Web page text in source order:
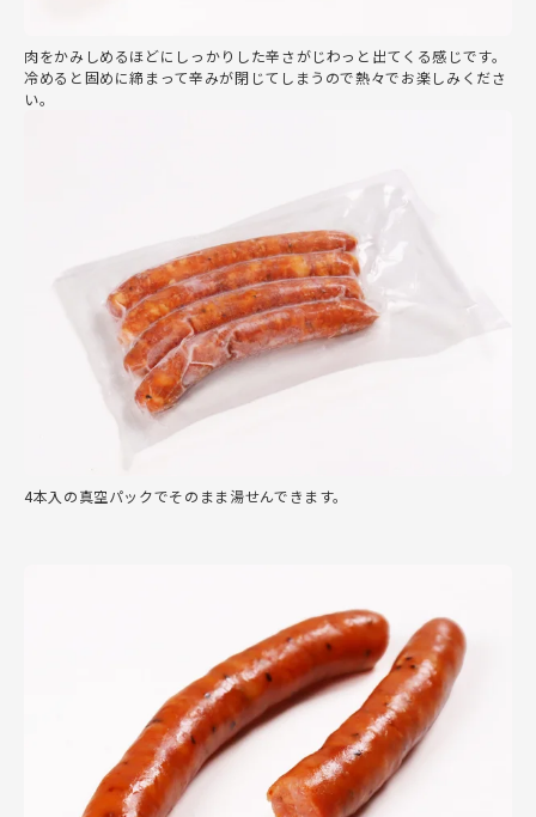
肉をかみしめるほどにしっかりした辛さがじわっと出てくる感じです。
冷めると固めに締まって辛みが閉じてしまうので熱々でお楽しみくださ
い。
4本入の真空パックでそのまま湯せんできます。